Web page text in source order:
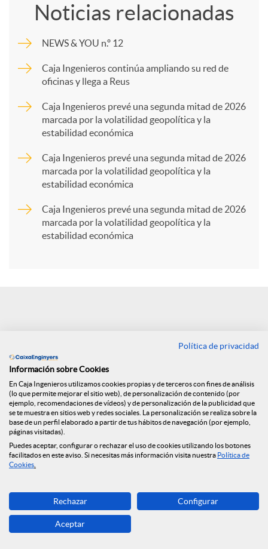
m
p
a
R
e
d
e
s
Noticias relacionadas
NEWS & YOU n.º 12
Caja Ingenieros continúa ampliando su red de
oficinas y llega a Reus
Caja Ingenieros prevé una segunda mitad de 2026
marcada por la volatilidad geopolítica y la
estabilidad económica
Caja Ingenieros prevé una segunda mitad de 2026
marcada por la volatilidad geopolítica y la
estabilidad económica
Caja Ingenieros prevé una segunda mitad de 2026
marcada por la volatilidad geopolítica y la
estabilidad económica
Segunda edición de
los Cuadernos de
Finanzas y Seguros
Os presentamos la segunda edición de
los Cuadernos de finanzas y seguros:
Política de privacidad
Información sobre Cookies
En Caja Ingenieros utilizamos cookies propias y de terceros con fines de análisis
(lo que permite mejorar el sitio web), de personalización de contenido (por
ejemplo, recomendaciones de vídeos) y de personalización de la publicidad que
se te muestra en sitios web y redes sociales. La personalización se realiza sobre la
base de un perfil elaborado a partir de tus hábitos de navegación (por ejemplo,
páginas visitadas).
Puedes aceptar, configurar o rechazar el uso de cookies utilizando los botones
facilitados en este aviso. Si necesitas más información visita nuestra Política de
Cookies
Rechazar Configurar
Aceptar